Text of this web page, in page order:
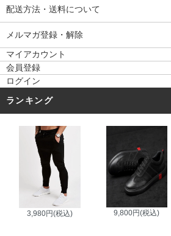
配送方法・送料について
メルマガ登録・解除
マイアカウント
会員登録
ログイン
ランキング
3,980円(税込) 9,800円(税込)